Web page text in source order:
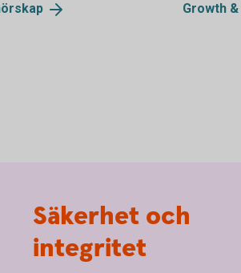
Growth &
Säkerhet och
integritet